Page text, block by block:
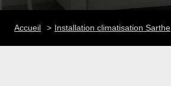
Accueil Installation climatisation Sarthe